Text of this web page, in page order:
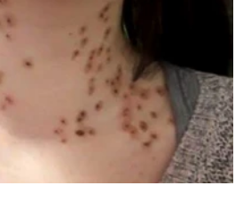
podnikání v
posvátném textu